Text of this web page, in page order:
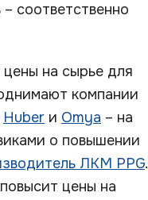
соответственно
цены на сырье для
компании
Huber и Omya – на
о повышении
ЛКМ PPG.
цены на